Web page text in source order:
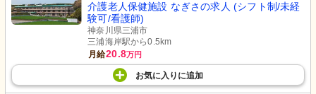
介護老人保健施設 なぎさの求人 (シフト制/未経
験可/看護師)
神奈川県三浦市
三浦海岸駅から0.5km
月給20.8万円
お気に入り に追加